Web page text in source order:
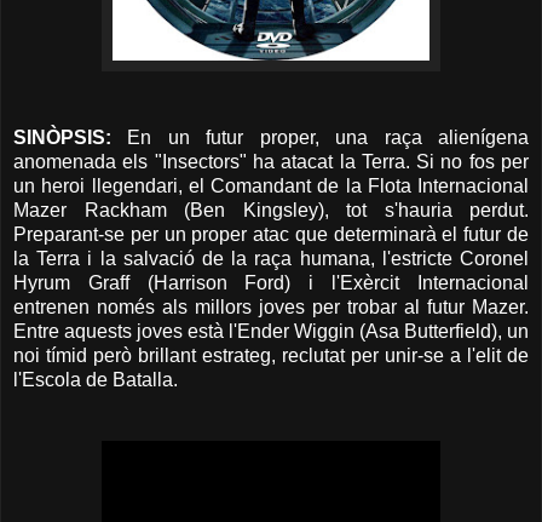
SINÒPSIS:
En un futur proper, una raça alienígena
anomenada els "Insectors" ha atacat la Terra. Si no fos per
un heroi llegendari, el Comandant de la Flota Internacional
Mazer Rackham (Ben Kingsley), tot s'hauria perdut.
Preparant-se per un proper atac que determinarà el futur de
la Terra i la salvació de la raça humana, l'estricte Coronel
Hyrum Graff (Harrison Ford) i l'Exèrcit Internacional
entrenen només als millors joves per trobar al futur Mazer.
Entre aquests joves està l'Ender Wiggin (Asa Butterfield), un
noi tímid però brillant estrateg, reclutat per unir-se a l'elit de
l'Escola de Batalla.